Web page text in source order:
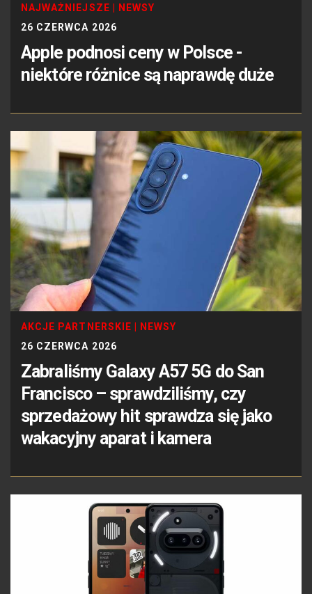
NAJWAŻNIEJSZE
NEWSY
26 CZERWCA 2026
Apple podnosi ceny w Polsce -
niektóre różnice są naprawdę duże
AKCJE PARTNERSKIE
NEWSY
26 CZERWCA 2026
Zabraliśmy Galaxy A57 5G do San
Francisco – sprawdziliśmy, czy
sprzedażowy hit sprawdza się jako
wakacyjny aparat i kamera